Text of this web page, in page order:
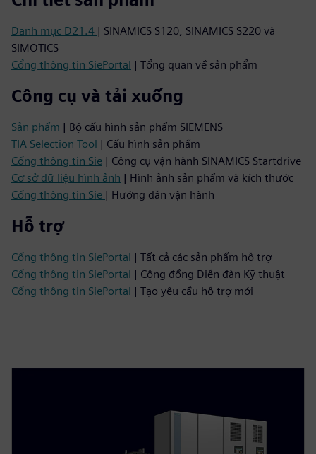
Danh mục D21.4 | SINAMICS S120, SINAMICS S220 và
SIMOTICS
Cổng thông tin SiePortal | Tổng quan về sản phẩm
Công cụ và tải xuống
Sản phẩm | Bộ cấu hình sản phẩm SIEMENS
TIA Selection Tool | Cấu hình sản phẩm
Cổng thông tin Sie | Công cụ vận hành SINAMICS Startdrive
Cơ sở dữ liệu hình ảnh | Hình ảnh sản phẩm và kích thước
Cổng thông tin Sie | Hướng dẫn vận hành
Hỗ trợ
Cổng thông tin SiePortal | Tất cả các sản phẩm hỗ trợ
Cổng thông tin SiePortal | Cộng đồng Diễn đàn Kỹ thuật
Cổng thông tin SiePortal | Tạo yêu cầu hỗ trợ mới